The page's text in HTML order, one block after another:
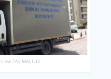
eve TAŞIMACILIK